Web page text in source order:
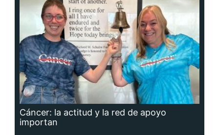
Cáncer: la actitud y la red de apoyo
importan